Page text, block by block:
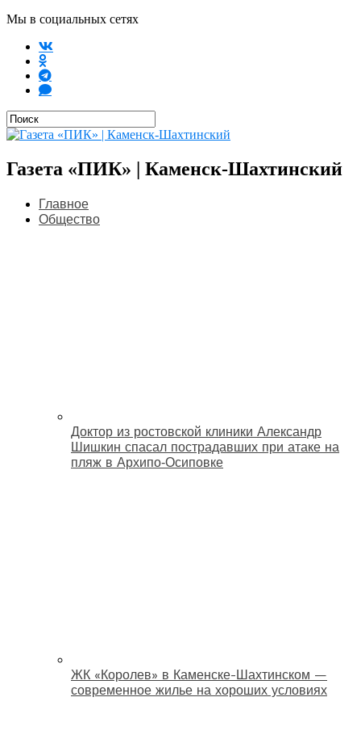
Мы в социальных сетях
Газета «ПИК» | Каменск-Шахтинский
Главное
Общество
Доктор из ростовской клиники Александр
Шишкин спасал пострадавших при атаке на
пляж в Архипо‑Осиповке
ЖК «Королев» в Каменске-Шахтинском —
современное жилье на хороших условиях